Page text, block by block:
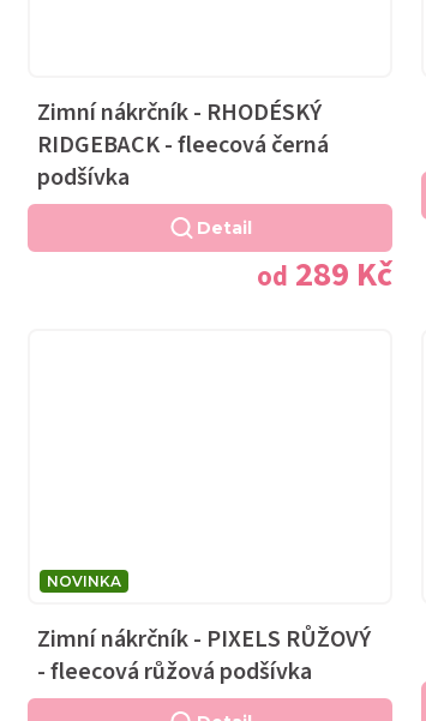
Zimní nákrčník - RHODÉSKÝ
RIDGEBACK - fleecová černá
podšívka
od 289 Kč
Detail
NOVINKA
Zimní nákrčník - PIXELS RŮŽOVÝ
- fleecová růžová podšívka